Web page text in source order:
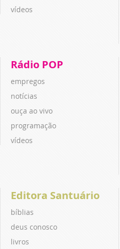
vídeos
Rádio POP
empregos
notícias
ouça ao vivo
programação
vídeos
Editora Santuário
bíblias
deus conosco
livros